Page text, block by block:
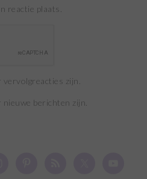
reactie plaats.
zijn.
berichten zijn.